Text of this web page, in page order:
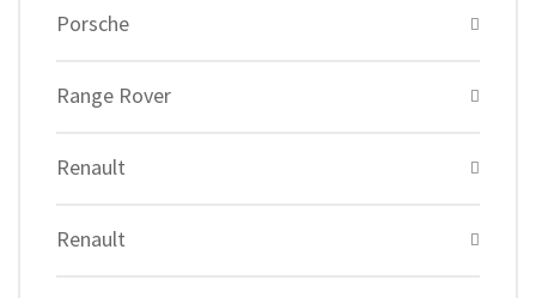
Porsche
Range Rover
Renault
Renault